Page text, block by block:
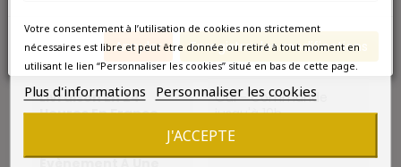
Annuler Enregistrer les modifications
Disponibilité
Livraison express en 24
heures
Livraison En 24
Heures En France
Oui - Commande
jusqu'à 10h
Votre consentement à l’utilisation de cookies non strictement
nécessaires est libre et peut être donnée ou retiré à tout moment en
utilisant le lien “Personnaliser les cookies” situé en bas de cette page.
Plus d'informations Personnaliser les cookies
J'ACCEPTE